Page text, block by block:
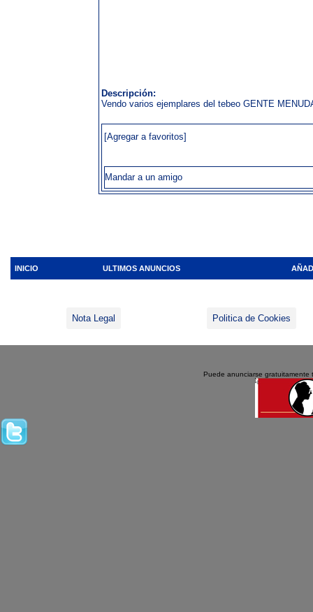
Descripción:
Vendo varios ejemplares del tebeo GENTE
[Agregar a favoritos]
Mandar a un amigo
INICIO ULTIMOS ANUNCIOS
Nota Legal Politica de Cookies
Puede anunciarse